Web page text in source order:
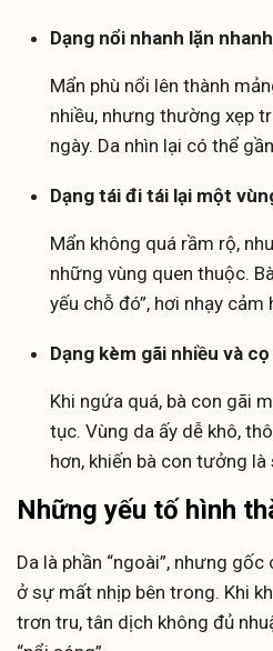
Dạng nổi nhanh lặn nhanh
Mẩn phù nổi lên thành
nhiều, nhưng thường xẹp
ngày. Da nhìn lại có thể
Dạng tái đi tái lại một
Mẩn không quá rầm rộ,
những vùng quen thuộc.
yếu chỗ đó”, hơi nhạy
Dạng kèm gãi nhiều và
Khi ngứa quá, bà con gãi
tục. Vùng da ấy dễ khô,
hơn, khiến bà con tưởng là
Những yếu tố hình
Da là phần “ngoài”, nhưng
ở sự mất nhịp bên trong. Khi
trơn tru, tân dịch không đủ